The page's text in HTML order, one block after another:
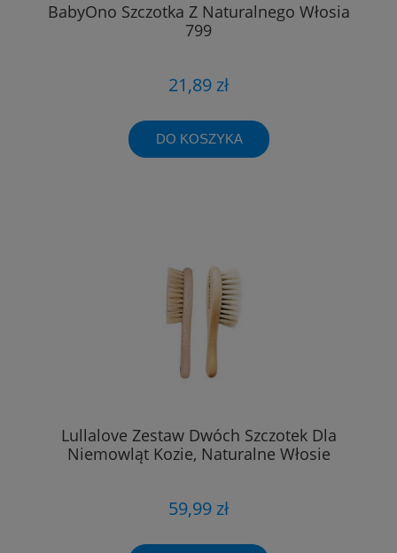
BabyOno Szczotka Z Naturalnego Włosia
799
21,89 zł
DO KOSZYKA
Lullalove Zestaw Dwóch Szczotek Dla
Niemowląt Kozie, Naturalne Włosie
59,99 zł